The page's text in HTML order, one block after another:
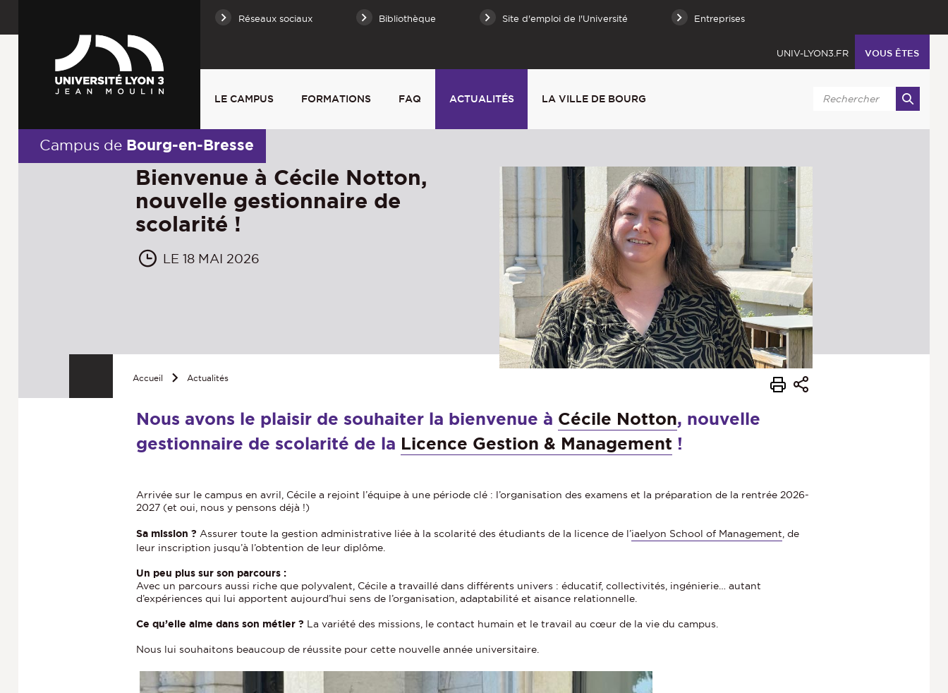
Réseaux sociaux Bibliothèque Site d'emploi de l'Université Entreprises
UNIV-LYON3.FR VOUS ÊTES
LE CAMPUS FORMATIONS FAQ ACTUALITÉS LA VILLE DE BOURG
Campus de Bourg-en-Bresse
Bienvenue à Cécile Notton,
nouvelle gestionnaire de
scolarité !
LE 18 MAI 2026
Accueil Actualités
Nous avons le plaisir de souhaiter la bienvenue à Cécile Notton, nouvelle
gestionnaire de scolarité de la Licence Gestion & Management !
Arrivée sur le campus en avril, Cécile a rejoint l’équipe à une période clé : l’organisation des examens et la préparation de la rentrée 2026-
2027 (et oui, nous y pensons déjà !)
Sa mission ? Assurer toute la gestion administrative liée à la scolarité des étudiants de la licence de l’iaelyon School of Management , de
leur inscription jusqu’à l’obtention de leur diplôme.
Un peu plus sur son parcours :
Avec un parcours aussi riche que polyvalent, Cécile a travaillé dans différents univers : éducatif, collectivités, ingénierie… autant
d’expériences qui lui apportent aujourd’hui sens de l’organisation, adaptabilité et aisance relationnelle.
Ce qu’elle aime dans son métier ? La variété des missions, le contact humain et le travail au cœur de la vie du campus.
Nous lui souhaitons beaucoup de réussite pour cette nouvelle année universitaire.